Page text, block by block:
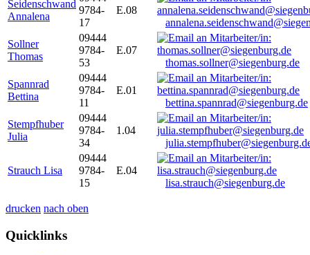
Seidenschwand
Annalena
9784-
17
E.08
Sollner
Thomas
09444
9784-
53
E.07
thomas.sollner@siegenburg.de
Spannrad
Bettina
09444
9784-
11
E.01
bettina.spannrad@siegenburg.de
Stempfhuber
Julia
09444
9784-
34
1.04
Strauch Lisa
09444
9784-
15
E.04
lisa.strauch@siegenburg.de
drucken nach oben
Quicklinks